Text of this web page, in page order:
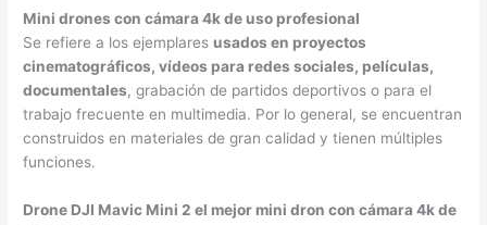
Mini drones con cámara 4k de uso profesional
Se refiere a los ejemplares usados en proyectos
cinematográficos, vídeos para redes sociales, películas,
documentales, grabación de partidos deportivos o para el
trabajo frecuente en multimedia. Por lo general, se encuentran
construidos en materiales de gran calidad y tienen múltiples
funciones.
Drone DJI Mavic Mini 2 el mejor mini dron con cámara 4k de